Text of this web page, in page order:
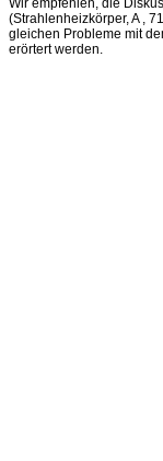
Wir empfehlen, die
(Strahlenheizkörper, A ,
gleichen Probleme mit
erörtert werden.